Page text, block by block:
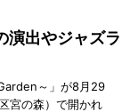
出やジャズラ
～」が8月29
宮の森）で開かれ